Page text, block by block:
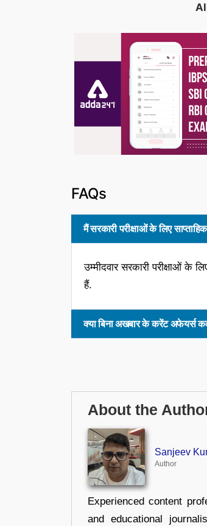
FAQs
मैं सरकारी परीक्षाओं के लिए
उम्मीदवार सरकारी परीक्षाओं
हैं.
क्या बिना अखबार के करेंट अफेयर्स
About the
Sanjeev
Author
Experienced content
and educational